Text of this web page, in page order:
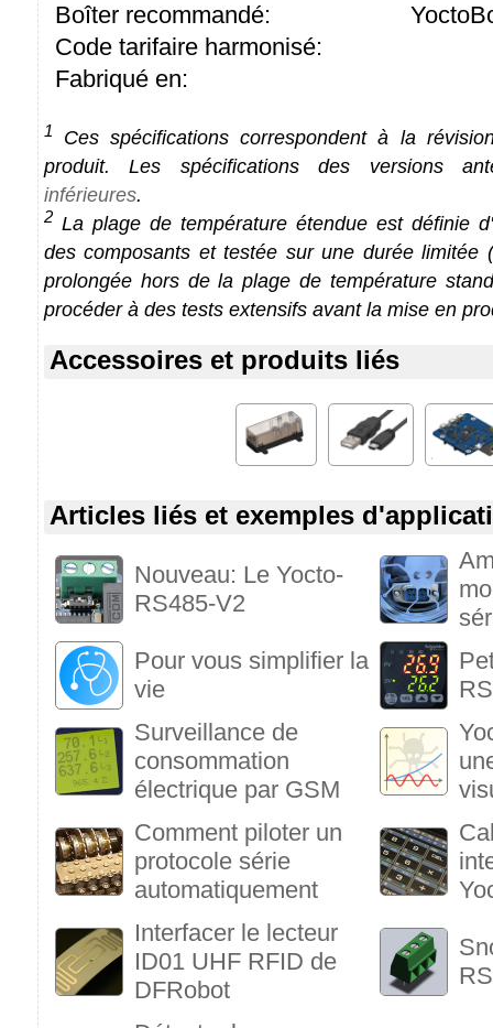
Boîter recommandé:
Code tarifaire harmonisé:
Fabriqué en:
1
Ces spécifications correspondent à la
produit. Les spécifications des versions
inférieures.
2 La plage de température étendue est définie
des composants et testée sur une durée limitée
prolongée hors de la plage de température
procéder à des tests extensifs avant la mise en
Accessoires et produits liés
Articles liés et exemples
Nouveau: Le Yocto-
RS485-V2
Pour vous simplifier la
vie
Surveillance de
consommation
électrique par GSM
Comment piloter un
protocole série
automatiquement
Interfacer le lecteur
ID01 UHF RFID de
DFRobot